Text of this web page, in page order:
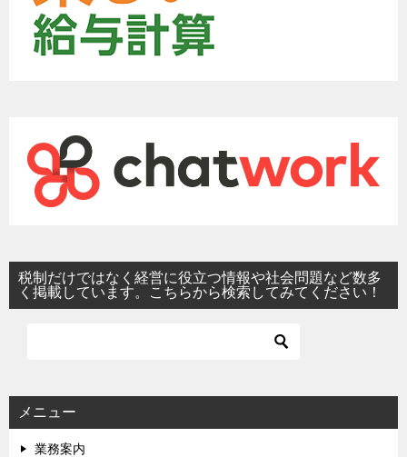
税制だけではなく経営に役立つ情報や社会問題など数多
く掲載しています。こちらから検索してみてください！
メニュー
業務案内